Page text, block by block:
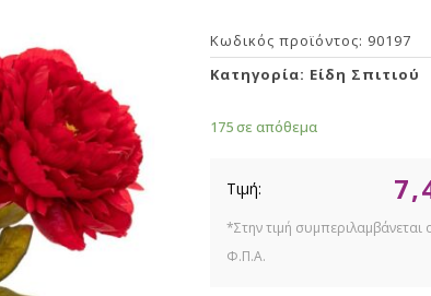
Κωδικός προϊόντος: 90197
Κατηγορία: Είδη Σπιτιού
175 σε απόθεμα